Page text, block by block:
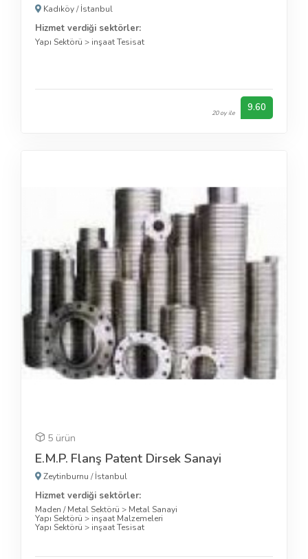
Kadıköy/İstanbul
Hizmet verdiği sektörler:
Yapı Sektörü > inşaat Tesisat
20 oy ile 9.60
5 ürün
E.M.P. Flanş Patent Dirsek Sanayi
Zeytinburnu /İstanbul
Hizmet verdiği sektörler:
Maden / Metal Sektörü > Metal Sanayi
Yapı Sektörü > inşaat Malzemeleri
Yapı Sektörü > inşaat Tesisat